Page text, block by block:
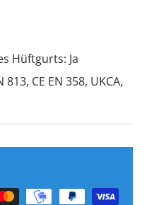
Hüftgurts: Ja
CE EN 358, UKCA,